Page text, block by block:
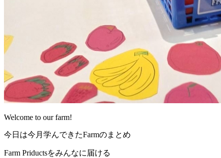
Welcome to our farm!
今日は今月学んできたFarmのまとめ
Farm Priductsをみんなに届ける